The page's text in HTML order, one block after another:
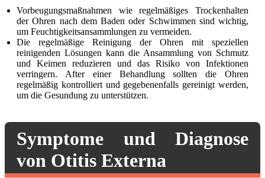
Vorbeugungsmaßnahmen wie regelmäßiges Trockenhalten
der Ohren nach dem Baden oder Schwimmen sind wichtig,
um Feuchtigkeitsansammlungen zu vermeiden.
Die regelmäßige Reinigung der Ohren mit speziellen
reinigenden Lösungen kann die Ansammlung von Schmutz
und Keimen reduzieren und das Risiko von Infektionen
verringern. After einer Behandlung sollten die Ohren
regelmäßig kontrolliert und gegebenenfalls gereinigt werden,
um die Gesundung zu unterstützen.
Symptome und Diagnose
von Otitis Externa